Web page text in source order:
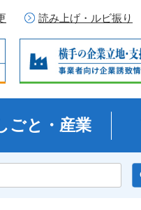
読み上げ・ルビ振り
ごと・産業